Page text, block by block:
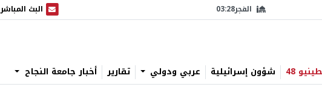
الفجر03:28 البث المباشر
البث المباشر
48 شؤون إسرائيلية عربي ودولي تقارير أخبار جامعة النجاح